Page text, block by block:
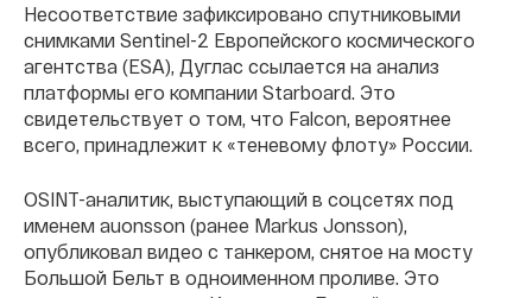
Несоответствие зафиксировано спутниковыми
снимками Sentinel-2 Европейского космического
агентства (ESA), Дуглас ссылается на анализ
платформы его компании Starboard. Это
свидетельствует о том, что Falcon, вероятнее
всего, принадлежит к «теневому флоту» России.
OSINT-аналитик, выступающий в соцсетях под
именем auonsson (ранее Markus Jonsson),
опубликовал видео с танкером, снятое на мосту
Большой Бельт в одноименном проливе. Это